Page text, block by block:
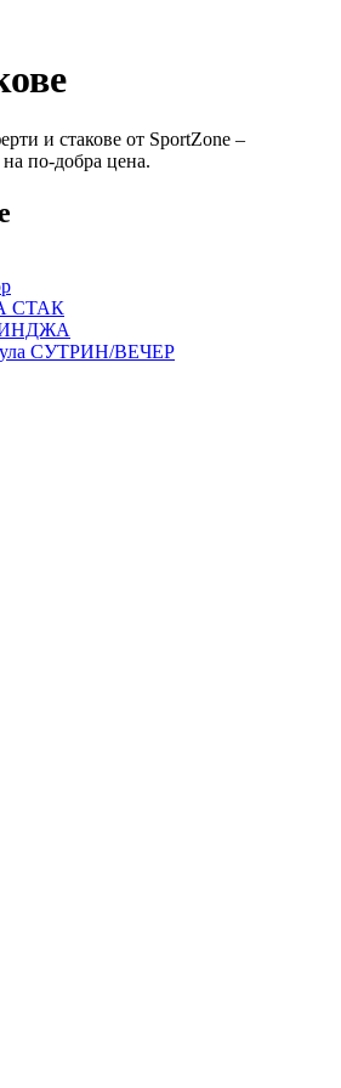
и стакове от SportZone –
по-добра цена.
СТАК
СУТРИН/ВЕЧЕР